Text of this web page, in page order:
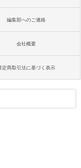
- 2,000 Robux 【限
を含む】 【オンラ
Edition | オンライ
HTML & CSSとWe
第2版］
トウェアのパーフ
ミュレータ紹介
| 16GBストレ
カラーディスプレ
、最大8週間持続バッ
ブラック (2025年発
Scribe Colorsoft |
スプレイ、64GBスト
編集部へのご連絡
会社概要
定商取引法に基づく表示